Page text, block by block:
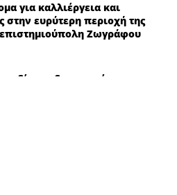
για καλλιέργεια και
στην ευρύτερη περιοχή της
Ζωγράφου
δίκτυο διακινητών στη